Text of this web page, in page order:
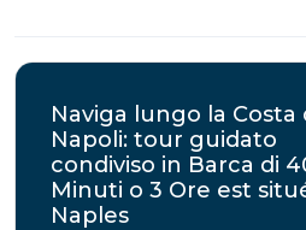
Naviga lungo la Costa
Napoli: tour guidato
condiviso in Barca di
Minuti o 3 Ore est
Naples